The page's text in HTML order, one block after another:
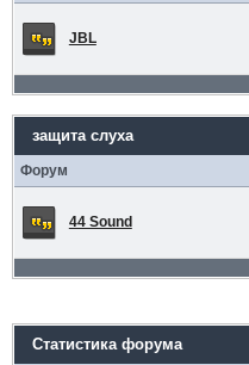
JBL
защита слуха
Форум
44 Sound
Статистика форума